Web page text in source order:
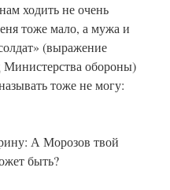
ходить не очень
тоже мало, а мужа и
(выражение
Министерства обороны)
тоже не могу:
А Морозов твой
быть?